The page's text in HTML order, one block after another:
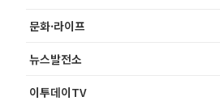
문화·라이프
뉴스발전소
이투데이TV